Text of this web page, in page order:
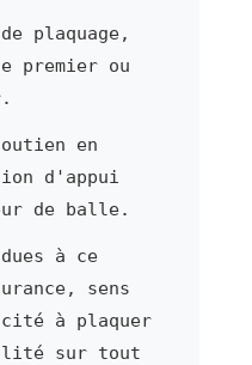
plaquage,
premier ou
en
d'appui
de balle.
à ce
sens
à plaquer
sur tout